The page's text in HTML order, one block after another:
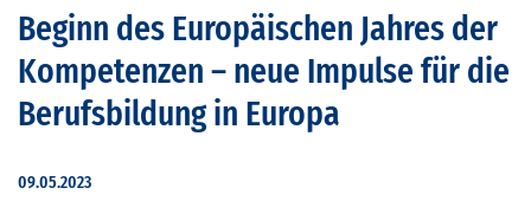
Beginn des Europäischen Jahres der
Kompetenzen – neue Impulse für die
Berufsbildung in Europa
09.05.2023